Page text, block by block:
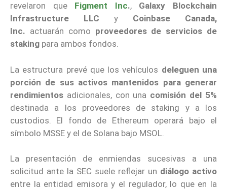
revelaron que Figment Inc., Galaxy Blockchain
Infrastructure LLC y Coinbase Canada,
Inc. actuarán como proveedores de servicios de
staking para ambos fondos.
La estructura prevé que los vehículos deleguen una
porción de sus activos mantenidos para generar
rendimientos adicionales, con una comisión del 5%
destinada a los proveedores de staking y a los
custodios. El fondo de Ethereum operará bajo el
símbolo MSSE y el de Solana bajo MSOL.
La presentación de enmiendas sucesivas a una
solicitud ante la SEC suele reflejar un diálogo activo
entre la entidad emisora y el regulador, lo que en la